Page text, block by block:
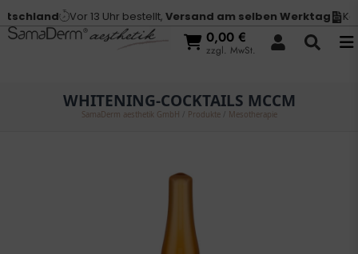
Vor 13 Uhr bestellt,Versand am selben Werktag
0,00 €
zzgl. MwSt.
WHITENING-COCKTAILS MCCM
SamaDerm aesthetik GmbH Produkte/ Mesotherapie